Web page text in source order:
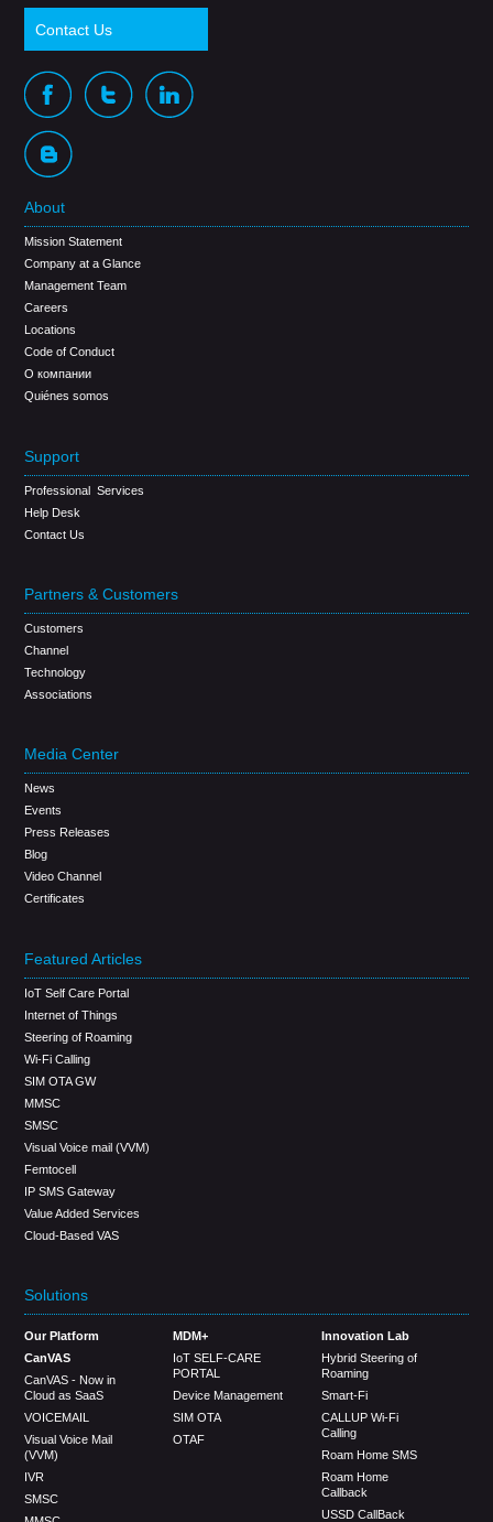
Contact Us
About
Mission Statement
Company at a Glance
Management Team
Careers
Locations
Code of Conduct
О компании
Quiénes somos
Support
Professional Services
Help Desk
Contact Us
Partners & Customers
Customers
Channel
Technology
Associations
Media Center
News
Events
Press Releases
Blog
Video Channel
Certificates
Featured Articles
IoT Self Care Portal
Internet of Things
Steering of Roaming
Wi-Fi Calling
SIM OTA GW
MMSC
SMSC
Visual Voice mail (VVM)
Femtocell
IP SMS Gateway
Value Added Services
Cloud-Based VAS
Solutions
Our Platform
CanVAS
CanVAS - Now in
Cloud as SaaS
VOICEMAIL
Visual Voice Mail
(VVM)
IVR
SMSC
MDM+
IoT SELF-CARE
PORTAL
Device Management
SIM OTA
OTAF
Innovation Lab
Hybrid Steering of
Roaming
Smart-Fi
CALLUP Wi-Fi
Calling
Roam Home SMS
Roam Home
Callback
USSD CallBack